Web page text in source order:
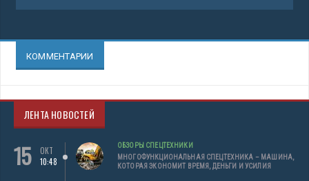
КОММЕНТАРИИ
ЛЕНТА НОВОСТЕЙ
15
ОКТ
10:48
ОБЗОРЫ СПЕЦТЕХНИКИ
МНОГОФУНКЦИОНАЛЬНАЯ СПЕЦТЕХНИКА – МАШИНА,
КОТОРАЯ ЭКОНОМИТ ВРЕМЯ, ДЕНЬГИ И УСИЛИЯ